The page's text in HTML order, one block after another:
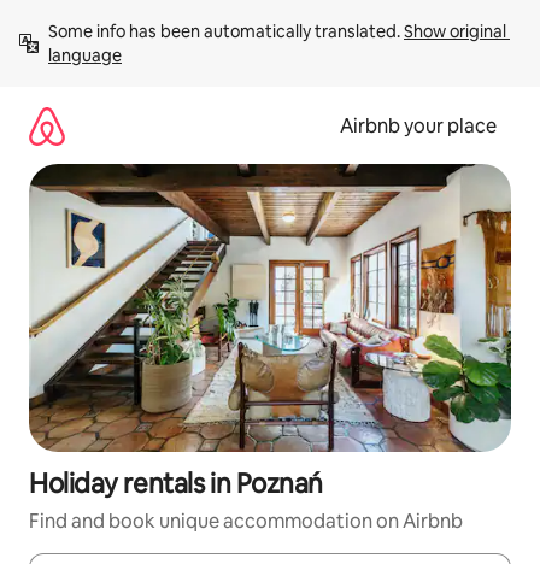
content
Some info has been automatically translated. Show original
language
Airbnb your place
Holiday rentals in Poznań
Find and book unique accommodation on Airbnb